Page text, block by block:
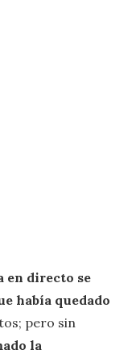
en directo se
había quedado
pero sin
la